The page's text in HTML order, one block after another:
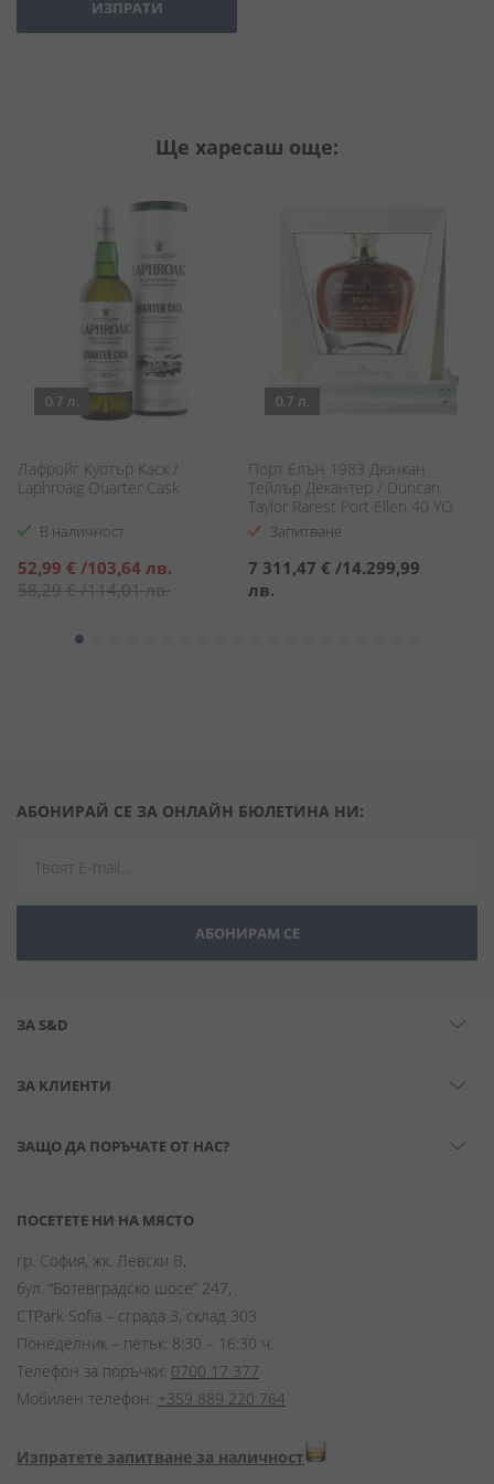
ИЗПРАТИ
Ще харесаш още:
0.7 л.
Лафройг Куотър Каск /
Laphroaig Quarter Cask
В наличност
Специална
цена
52,99 € /103,64 лв.
58,29 €/114,01 лв.
0.7 л.
Порт Елън 1983 Дюнкан
Тейлър Декантер / Duncan
Taylor Rarest Port Ellen 40 YO
Запитване
7 311,47 € /14.299,99
лв.
АБОНИРАЙ СЕ ЗА ОНЛАЙН БЮЛЕТИНА НИ:
АБОНИРАМ СЕ
ЗА S&D
ЗА КЛИЕНТИ
ЗАЩО ДА ПОРЪЧАТЕ ОТ НАС?
ПОСЕТЕТЕ НИ НА МЯСТО
гр. София, жк. Левски В,
бул. “Ботевградско шосе” 247,
CTPark Sofia – сграда 3, склад 303
Понеделник – петък: 8:30 – 16:30 ч.
Телефон за поръчки: 0700 17 377
Мобилен телефон: +359 889 220 764
Изпратете запитване за наличност